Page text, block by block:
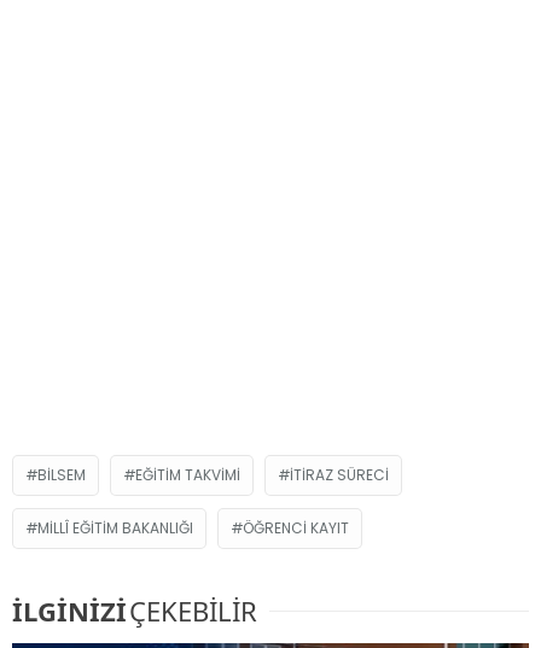
BİLSEM EĞITIM TAKVIMI ITIRAZ SÜRECI
MILLÎ EĞITIM BAKANLIĞI ÖĞRENCI KAYIT
İLGİNİZİÇEKEBİLİR